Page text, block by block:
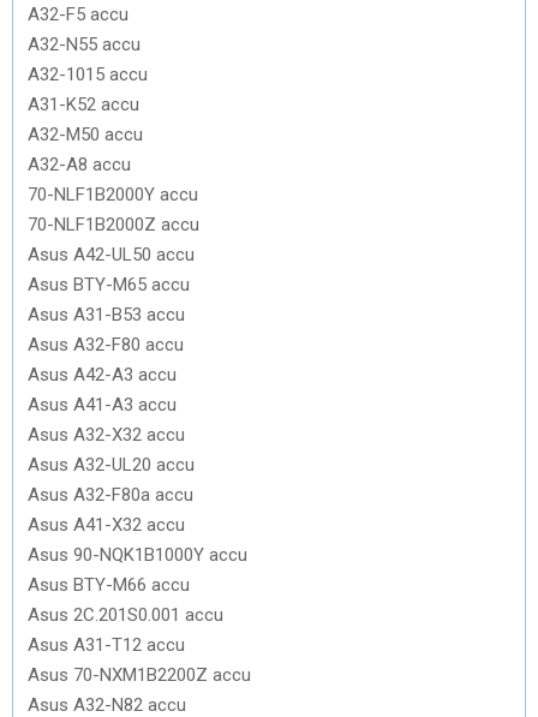
A32-F5 accu
A32-N55 accu
A32-1015 accu
A31-K52 accu
A32-M50 accu
A32-A8 accu
70-NLF1B2000Y accu
70-NLF1B2000Z accu
Asus A42-UL50 accu
Asus BTY-M65 accu
Asus A31-B53 accu
Asus A32-F80 accu
Asus A42-A3 accu
Asus A41-A3 accu
Asus A32-X32 accu
Asus A32-UL20 accu
Asus A32-F80a accu
Asus A41-X32 accu
Asus 90-NQK1B1000Y accu
Asus BTY-M66 accu
Asus 2C.201S0.001 accu
Asus A31-T12 accu
Asus 70-NXM1B2200Z accu
Asus A32-N82 accu